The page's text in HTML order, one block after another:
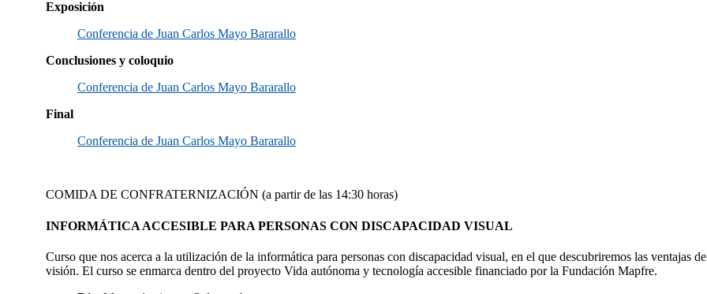
Exposición
Conferencia de Juan Carlos Mayo Bararallo
Conclusiones y coloquio
Conferencia de Juan Carlos Mayo Bararallo
Final
Conferencia de Juan Carlos Mayo Bararallo
COMIDA DE CONFRATERNIZACIÓN (a partir de las 14:30 horas)
INFORMÁTICA ACCESIBLE PARA PERSONAS CON DISCAPACIDAD VISUAL
Curso que nos acerca a la utilización de la informática para personas con discapacidad visual, en el que descubriremos las ventajas
visión. El curso se enmarca dentro del proyecto Vida autónoma y tecnología accesible financiado por la Fundación Mapfre.